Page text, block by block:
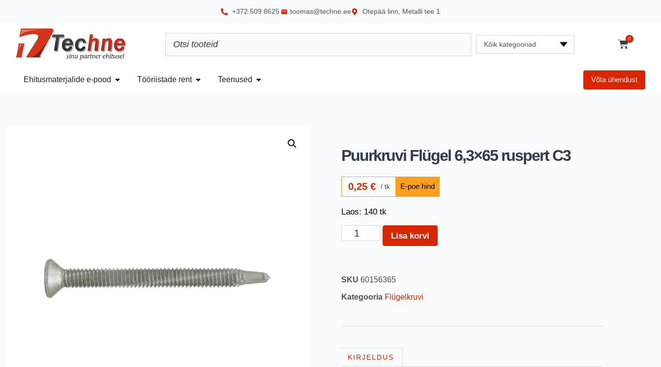
+372 509 8625 toomas@techne.ee Otepää linn, Metalli tee 1
Kõik kategooriad
0
Ehitusmaterjalide e-pood Tööriistade rent Teenused Võta ühendust
Puurkruvi Flügel 6,3×65 ruspert C3
0,25€ tk
Laos: 140 tk
Lisa korvi
SKU 60156365
Kategooria Flügelkruvi
KIRJELDUS